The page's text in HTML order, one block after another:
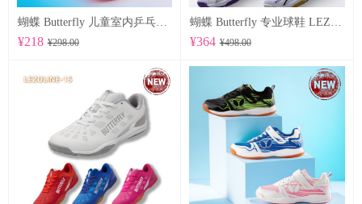
蝴蝶 Butterfly 儿童室内乒乓球鞋 CHD-8
¥218 ¥298.00
蝴蝶 Butterfly 专业球鞋 LEZOLINE-17
¥364 ¥498.00